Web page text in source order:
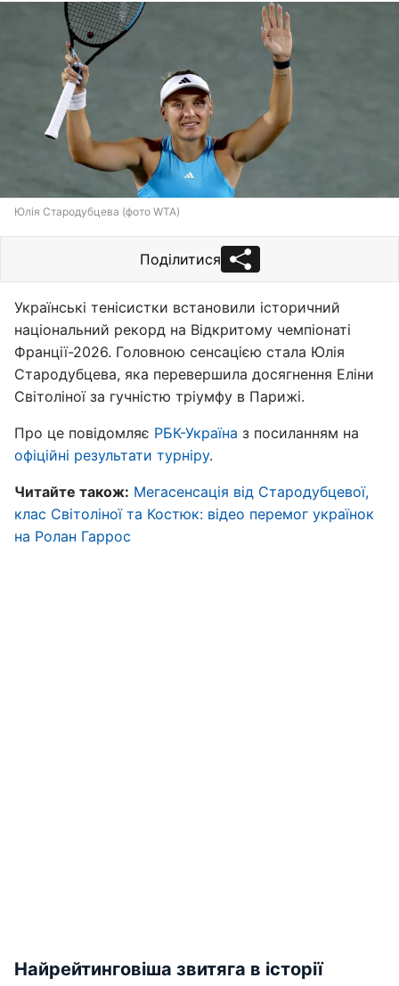
Юлія Стародубцева (фото WTA)
Поділитися
Українські тенісистки встановили історичний
національний рекорд на Відкритому чемпіонаті
Франції-2026. Головною сенсацією стала Юлія
Стародубцева, яка перевершила досягнення Еліни
Світоліної за гучністю тріумфу в Парижі.
Про це повідомляє РБК-Україна з посиланням на
офіційні результати турніру.
Читайте також: Мегасенсація від Стародубцевої,
клас Світоліної та Костюк: відео перемог українок
на Ролан Гаррос
Найрейтинговіша звитяга в історії